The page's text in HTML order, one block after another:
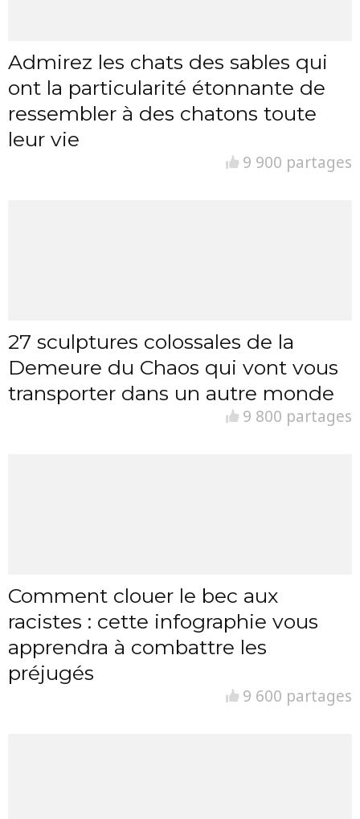
Admirez les chats des sables qui
ont la particularité étonnante de
ressembler à des chatons toute
leur vie
9 900 partages
27 sculptures colossales de la
Demeure du Chaos qui vont vous
transporter dans un autre monde
9 800 partages
Comment clouer le bec aux
racistes : cette infographie vous
apprendra à combattre les
préjugés
9 600 partages